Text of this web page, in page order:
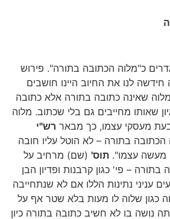
כ"מלוה הכתובה בתורה". פירוש
לנו את החיוב היינו חושבים
שאינה כתובה בתורה אלא כתובה
שאותו מחייבים גם בלי שכתוב. מלוה
מעסקי עצמו, כך מבאר רש"י
הכתובה בתורה – לא הוטל עליו חובה
עצמו". תוס' (שם) מרחיב על
– פי' כגון קרבנות ופדיון הבן
עניני נתינות הללו אם לא שנתחייבה
כגון שלוה לו מעות בלא שטר אף על
נושה בו לא חשיב כתובה בתורה כיון